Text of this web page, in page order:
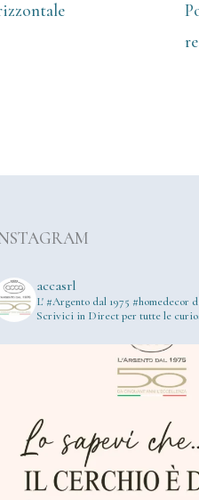
accasrl
L' #Argento dal 1975 #homedecor
Scrivici in Direct per tutte le